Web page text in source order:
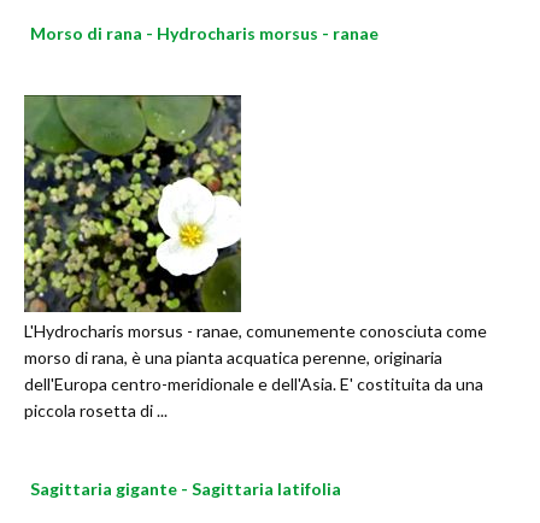
Morso di rana - Hydrocharis morsus - ranae
L'Hydrocharis morsus - ranae, comunemente conosciuta come
morso di rana, è una pianta acquatica perenne, originaria
dell'Europa centro-meridionale e dell'Asia. E' costituita da una
piccola rosetta di ...
Sagittaria gigante - Sagittaria latifolia